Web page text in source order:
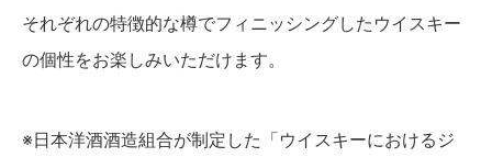
それぞれの特徴的な樽でフィニッシングしたウイスキー
の個性をお楽しみいただけます。
※日本洋酒酒造組合が制定した「ウイスキーにおけるジ